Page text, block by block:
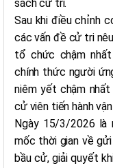
sách cử tri.
Sau khi điều chỉnh
các vấn đề cử tri
tổ chức chậm
chính thức người
niêm yết chậm
cử viên tiến hành
Ngày 15/3/2026 là
mốc thời gian về
bầu cử, giải quyết